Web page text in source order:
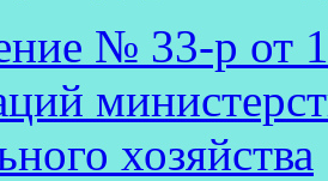
№ 33-р от
хозяйства